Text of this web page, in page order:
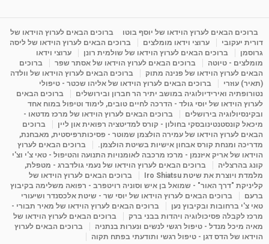
מאת admin 11 שנים 3,654 צפיות
15:49
פנינה מתוק - מרכז "נתיב הלב" בהרצליה-
מדיטציה-התחדשות
מאת Shahar-vod 6 שנים 2,147 צפיות
ברוכים הבאים לערוץ הוידאו של יוסף בוטו
ברוכים הבאים לערוץ הוידאו של
דורית יעקובי
ערוצי וידאו מומלצים
ברוכים הבאים לערוץ הוידאו של ליסה
גרוסמן
ברוכים הבאים לערוץ הוידאו של שולמית רונן
ערוצי וידאו
מומלצים - טיוטה
ברוכים הבאים לערוץ הוידאו של אסתר שפר
ברוכים
הבאים לערוץ הוידאו של פנינה מתוק
ברוכים הבאים לערוץ הוידאו של וולדה
(תאיר) עוזרי
ברוכים הבאים לערוץ הוידאו של אליהו שכטר - טיפולי
נטורופתיה ואירידיולוגיה במושב יתיר הר חברון ובירושלים
ברוכים הבאים
לערוץ הוידאו של יוסי גולד - הדרכה לחיים טובים, לימוד וטיפול במוח אחד
ובקינסיולוגיה בירושלים
ברוכים הבאים לערוץ הוידאו של מרכז מדטאו -
מיכאל קונסטנטינובסקי בחולון - קורס למדיטציה רפואית און ליין
ברוכים
הבאים לערוץ הוידאו של עמירה הולצמן שמוטר - פסיכותרפיסטית, מאבחנת,
מדריכה ומנחת קורס אבחון אישיות בשיטת הולצמן.
ברוכים הבאים לערוץ
הוידאו של אריק איזנמן - מרכז מרכבה לאומנויות התנועה והטיפול - טאי צ'י וצ'י
קונג בהרצליה
ברוכים הבאים לערוץ הוידאו של נעמי גולדברג - מטפלת,
מלמדת ויוצרת את שיטת Iro Shiatsu
ברוכים הבאים לערוץ הוידאו של
קליניקת "דרך האור" - שמואל בן איש וסוניה רויטפרב - רפואה משלימה בקיבוץ
ברעם
ברוכים הבאים לערוץ הוידאו של יוסי שר - שיטת אלכסנדר ושיעורי
טאי צ'י ברחובות ובקיבוץ נען
ברוכים הבאים לערוץ הוידאו של מאיר תבורי -
מרכז לקבלה פסיכולוגיה ויהדות בבני ברק
ברוכים הבאים לערוץ הוידאו של
מאיה מיכל מנדל - טיפול רגשי לנשים ונערות בנתניה
ברוכים הבאים לערוץ
הוידאו של הדס דגן - טיפול רגשי ותודעתי בפתח תקוה